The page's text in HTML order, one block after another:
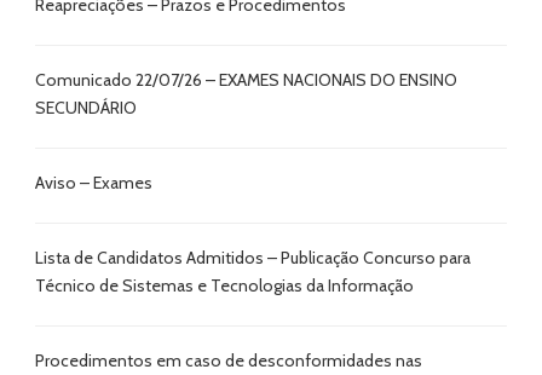
Reapreciações – Prazos e Procedimentos
Comunicado 22/07/26 – EXAMES NACIONAIS DO ENSINO
SECUNDÁRIO
Aviso – Exames
Lista de Candidatos Admitidos – Publicação Concurso para
Técnico de Sistemas e Tecnologias da Informação
Procedimentos em caso de desconformidades nas